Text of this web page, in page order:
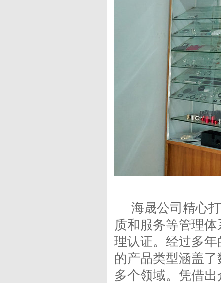
海晟公司精心打
质和服务等管理体
理认证。经过多
的产品类型涵盖
多个领域。凭借